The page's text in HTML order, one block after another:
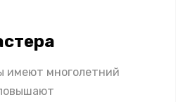
имеют многолетний